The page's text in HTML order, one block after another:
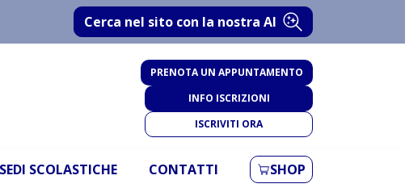
Cerca nel sito con la nostra AI
PRENOTA UN APPUNTAMENTO
INFO ISCRIZIONI
ISCRIVITI ORA
SEDI SCOLASTICHE CONTATTI SHOP